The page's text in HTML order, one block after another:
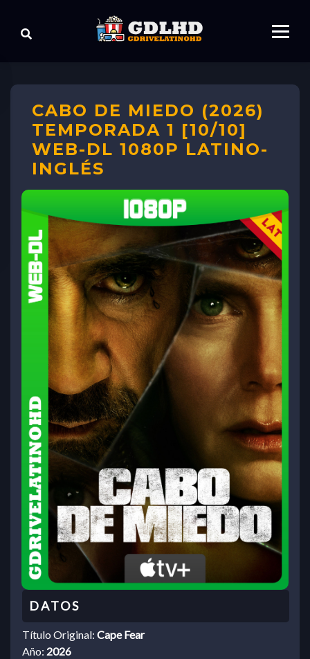
CABO DE MIEDO (2026)
TEMPORADA 1 [10/10]
WEB-DL 1080P LATINO-
INGLÉS
Título Original: Cape Fear
Año: 2026